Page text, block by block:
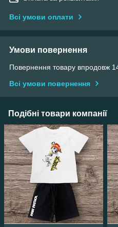
Всі умови оплати
Умови повернення
Повернення товару впродовж
Всі умови повернення
Подібні товари компанії